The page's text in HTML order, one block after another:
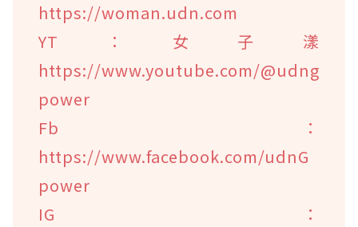
https://woman.udn.com
YT：女子漾
https://www.youtube.com/@udng
power
Fb：
https://www.facebook.com/udnG
power
IG：